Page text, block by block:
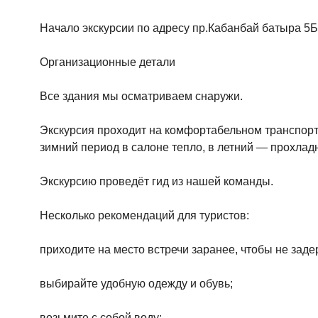
Начало экскурсии по адресу пр.Кабанбай батыра
Организационные детали
Все здания мы осматриваем снаружи.
Экскурсия проходит на комфортабельном
зимний период в салоне тепло, в летний —
Экскурсию проведёт гид из нашей команды.
Несколько рекомендаций для туристов:
приходите на место встречи заранее, чтобы не
выбирайте удобную одежду и обувь;